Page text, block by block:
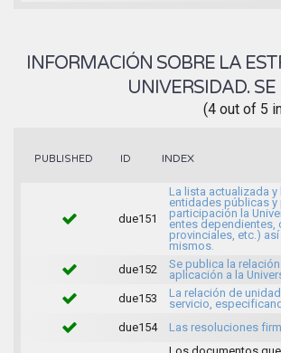
INFORMACIÓN SOBRE LA
UNIVERSIDAD.
(4 out of 5
PUBLISHED ID INDEX
due151
La lista actualizada
entidades públicas y
participación la
entes
provinciales, etc.)
mismos.
due152
Se publica la
aplicación a la
due153
La relación de
servicio,
due154
Las resoluciones